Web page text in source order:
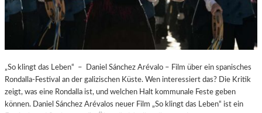
„So klingt das Leben“ – Daniel Sánchez Arévalo – Film über ein spanisches
Rondalla-Festival an der galizischen Küste. Wen interessiert das? Die Kritik
zeigt, was eine Rondalla ist, und welchen Halt kommunale Feste geben
können. Daniel Sánchez Arévalos neuer Film „So klingt das Leben“ ist ein